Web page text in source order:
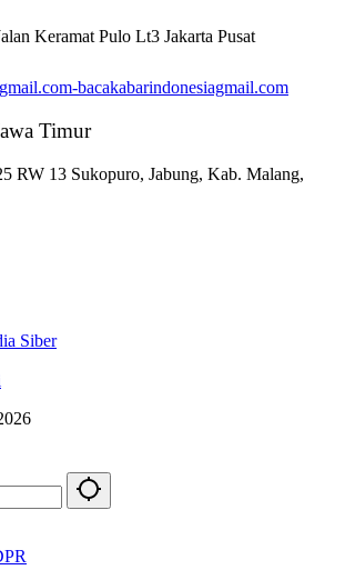
Keramat Pulo Lt3 Jakarta Pusat
bacakabarindonesiagmail.com
Timur
RW 13 Sukopuro, Jabung, Kab. Malang,
Siber